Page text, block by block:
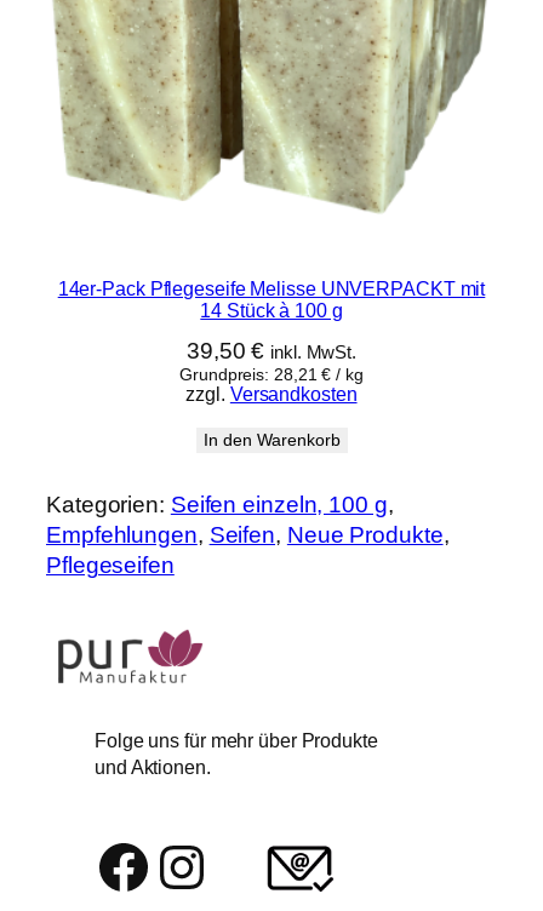
14er-Pack Pflegeseife Melisse UNVERPACKT mit
14 Stück à 100 g
39,50€ inkl. MwSt.
Grundpreis: 28,21€ / kg
zzgl. Versandkosten
In den Warenkorb
Kategorien: Seifen einzeln, 100 g
Empfehlungen, Seifen, Neue Produkte
Pflegeseifen
Folge uns für mehr über Produkte
und Aktionen.
Facebook Instagram